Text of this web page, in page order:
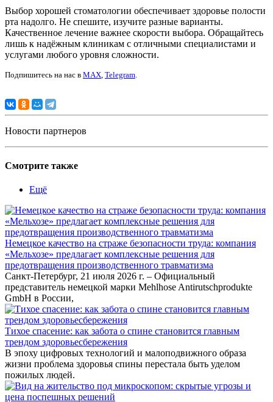
Выбор хорошей стоматологии обеспечивает здоровье полости
рта надолго. Не спешите, изучите разные варианты.
Качественное лечение важнее скорости выбора. Обращайтесь
лишь к надёжным клиникам с отличными специалистами и
услугами любого уровня сложности.
Подпишитесь на нас в MAX Telegram
Новости партнеров
Смотрите также
Ещё
Немецкое качество на страже безопасности труда: компания
«Мельхозе» предлагает комплексные решения для
предотвращения производственного травматизма
Санкт-Петербург, 21 июля 2026 г. – Официальный
представитель немецкой марки Mehlhose Antirutschprodukte
GmbH в России,
Тихое спасение: как забота о спине становится главным
трендом здоровьесбережения
В эпоху цифровых технологий и малоподвижного образа
жизни проблема здоровья спины перестала быть уделом
пожилых людей.